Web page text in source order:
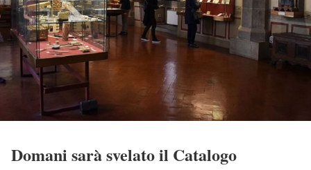
Domani sarà svelato il Catalogo